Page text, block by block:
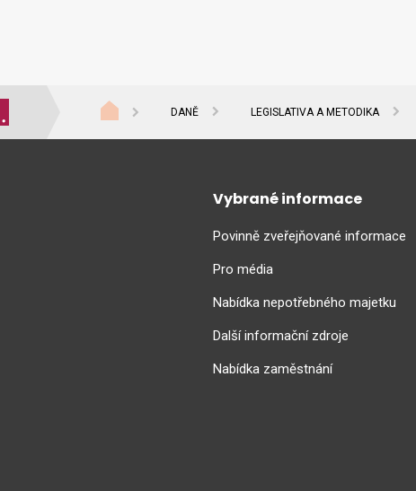
DANĚ LEGISLATIVA A METODIKA
Vybrané informace
Povinně zveřejňované informace
Pro média
Nabídka nepotřebného majetku
Další informační zdroje
Nabídka zaměstnání